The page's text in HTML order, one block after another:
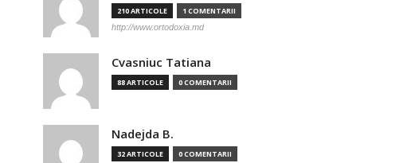
210 ARTICOLE 1 COMENTARII
http://www.ortodoxia.md
Cvasniuc Tatiana
88 ARTICOLE 0 COMENTARII
Nadejda B.
32 ARTICOLE 0 COMENTARII